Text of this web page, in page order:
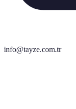
info@tayze.com.tr